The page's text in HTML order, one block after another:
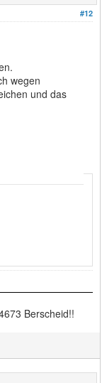
#12
wegen
und das
Berscheid!!